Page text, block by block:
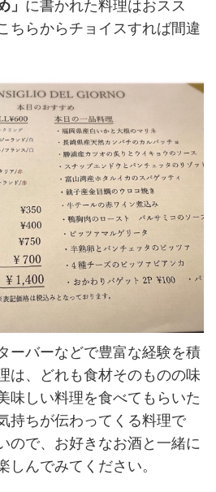
」 に書かれた料理はおスス
ちらからチョイスすれば間違
ーバーなどで豊富な経験を積
は、どれも食材そのものの味
味しい料理を食べてもらいた
持ちが伝わってくる料理で
ので、お好きなお酒と一緒に
しんでみてください。